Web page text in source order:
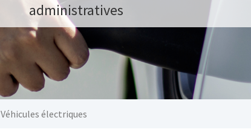
administratives
Véhicules électriques